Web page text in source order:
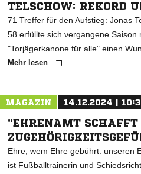
TELSCHOW: REKORD
71 Treffer für den Aufstieg: Jonas
58 erfüllte sich vergangene Saison
"Torjägerkanone für alle" einen
Mehr lesen
MAGAZIN 14.12.2024 |
"EHRENAMT SCHAFFT
Ehre, wem Ehre gebührt: unseren
ist Fußballtrainerin und